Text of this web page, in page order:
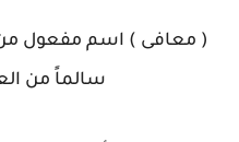
( معافى ) اسم مفعول من
سالماً من